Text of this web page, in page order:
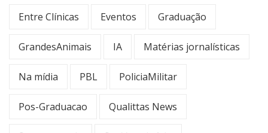
Entre Clínicas Eventos Graduação
GrandesAnimais IA Matérias jornalísticas
Na mídia PBL PoliciaMilitar
Pos-Graduacao Qualittas News